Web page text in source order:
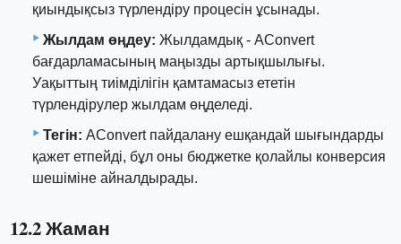
қиындықсыз түрлендіру процесін ұсынады.
Жылдам өңдеу: Жылдамдық - AConvert
бағдарламасының маңызды артықшылығы.
Уақыттың тиімділігін қамтамасыз ететін
түрлендірулер жылдам өңделеді.
Тегін: AConvert пайдалану ешқандай шығындарды
қажет етпейді, бұл оны бюджетке қолайлы конверсия
шешіміне айналдырады.
12.2 Жаман